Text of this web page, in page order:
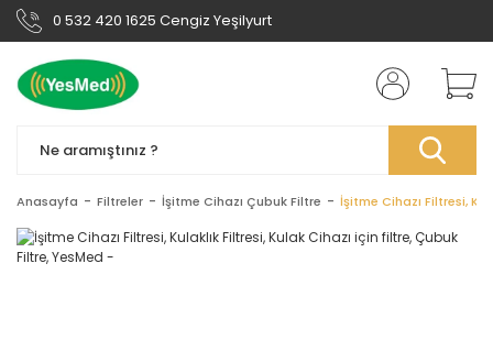
0 532 420 1625 Cengiz Yeşilyurt
Anasayfa Filtreler İşitme Cihazı Çubuk Filtre İşitme Cihazı Filtresi,